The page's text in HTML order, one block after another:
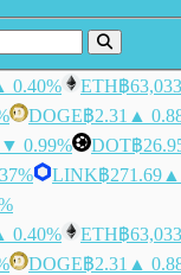
0.40% ETH฿
DOGE฿2.31 ▲
▼ 0.99% DOT฿
LINK฿271.69 ▲
0.40% ETH฿
DOGE฿2.31 ▲